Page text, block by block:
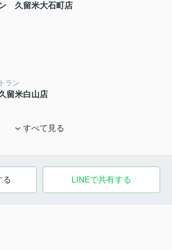
久留米大石町店
ラン
留米白山店
すべて見る
る LINEで共有する